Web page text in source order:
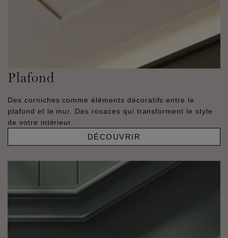
Plafond
Des corniches comme éléments décoratifs entre le
plafond et le mur. Des rosaces qui transforment le style
de votre intérieur.
DÉCOUVRIR